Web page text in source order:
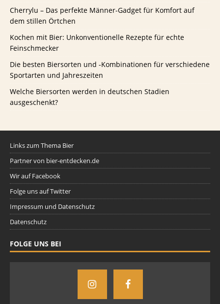
Cherrylu – Das perfekte Männer-Gadget für Komfort auf
dem stillen Örtchen
Kochen mit Bier: Unkonventionelle Rezepte für echte
Feinschmecker
Die besten Biersorten und -Kombinationen für verschiedene
Sportarten und Jahreszeiten
Welche Biersorten werden in deutschen Stadien
ausgeschenkt?
Links zum Thema Bier
Partner von bier-entdecken.de
Wir auf Facebook
Folge uns auf Twitter
Impressum und Datenschutz
Datenschutz
FOLGE UNS BEI